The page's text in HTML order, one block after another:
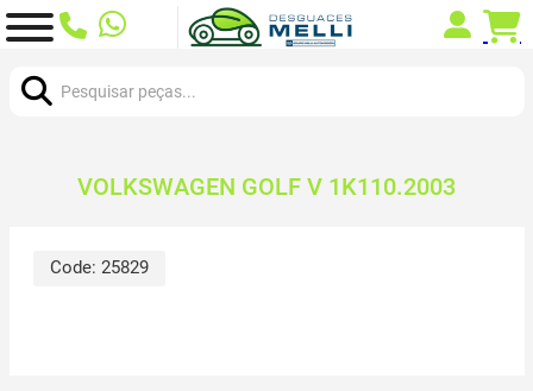
VOLKSWAGEN GOLF V 1K110.2003
Code: 25829